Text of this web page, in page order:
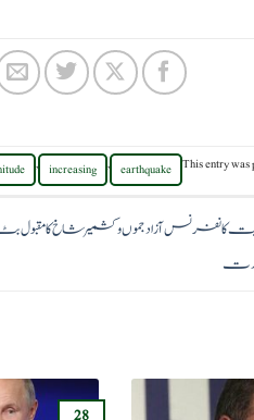
This entry was
earthquake
,
increasing
,
آزاد جموں وکشمیر شاخ کا مقبول